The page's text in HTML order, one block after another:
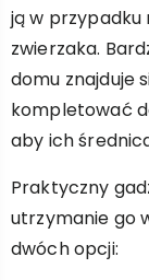
ją w przypadku
zwierzaka.
domu znajduje
kompletować
aby ich
Praktyczny
utrzymanie go
dwóch opcji: